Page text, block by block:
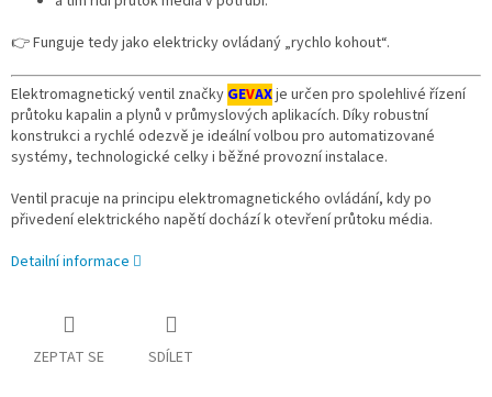
👉 Funguje tedy jako elektricky ovládaný „rychlo kohout“.
Elektromagnetický ventil značky GEVAXje určen pro spolehlivé řízení
průtoku kapalin a plynů v průmyslových aplikacích. Díky robustní
konstrukci a rychlé odezvě je ideální volbou pro automatizované
systémy, technologické celky i běžné provozní instalace.
Ventil pracuje na principu elektromagnetického ovládání, kdy po
přivedení elektrického napětí dochází k otevření průtoku média.
Detailní informace
ZEPTAT SE SDÍLET